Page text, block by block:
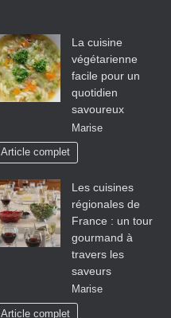
La cuisine
végétarienne
facile pour un
quotidien
savoureux
Marise
Article complet
Les cuisines
régionales de
France : un tour
gourmand à
travers les
saveurs
Marise
Article complet